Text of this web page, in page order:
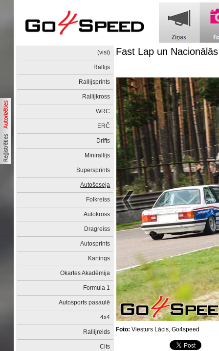
(visi)
Rallijs
Rallijsprints
Rallijkross
WRC
ERČ
Drifts
Minirallijs
Supersprints
Autošoseja
Folkreiss
Autokross
Dragreiss
Autosprints
Kartings
Okartes Akadēmija
Formula 1
Autosports pasaulē
4x4
Rallijreids
Cits
Fast Lap un
Foto: Viesturs Lācis, Go4speed